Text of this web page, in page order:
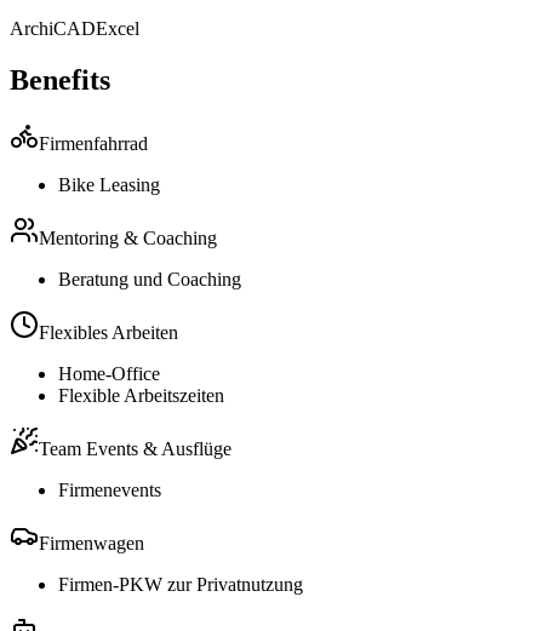
ArchiCADExcel
Benefits
Firmenfahrrad
Bike Leasing
Mentoring & Coaching
Beratung und Coaching
Flexibles Arbeiten
Home-Office
Flexible Arbeitszeiten
Team Events & Ausflüge
Firmenevents
Firmenwagen
Firmen-PKW zur Privatnutzung